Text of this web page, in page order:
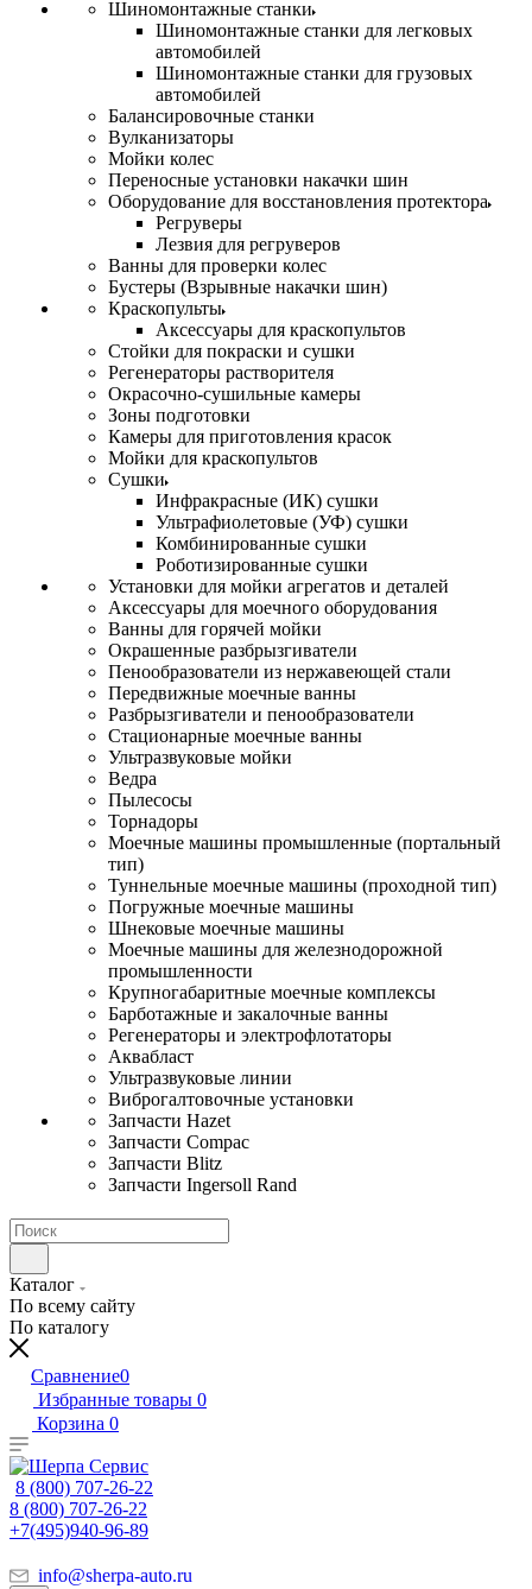
Шиномонтажные станки
Шиномонтажные станки для легковых
автомобилей
Шиномонтажные станки для грузовых
автомобилей
Балансировочные станки
Вулканизаторы
Мойки колес
Переносные установки накачки шин
Оборудование для восстановления протектора
Регруверы
Лезвия для регруверов
Ванны для проверки колес
Бустеры (Взрывные накачки шин)
Краскопульты
Аксессуары для краскопультов
Стойки для покраски и сушки
Регенераторы растворителя
Окрасочно-сушильные камеры
Зоны подготовки
Камеры для приготовления красок
Мойки для краскопультов
Сушки
Инфракрасные (ИК) сушки
Ультрафиолетовые (УФ) сушки
Комбинированные сушки
Роботизированные сушки
Установки для мойки агрегатов и деталей
Аксессуары для моечного оборудования
Ванны для горячей мойки
Окрашенные разбрызгиватели
Пенообразователи из нержавеющей стали
Передвижные моечные ванны
Разбрызгиватели и пенообразователи
Стационарные моечные ванны
Ультразвуковые мойки
Ведра
Пылесосы
Торнадоры
Моечные машины промышленные (портальный
тип)
Туннельные моечные машины (проходной тип)
Погружные моечные машины
Шнековые моечные машины
Моечные машины для железнодорожной
промышленности
Крупногабаритные моечные комплексы
Барботажные и закалочные ванны
Регенераторы и электрофлотаторы
Аквабласт
Ультразвуковые линии
Виброгалтовочные установки
Запчасти Hazet
Запчасти Compac
Запчасти Blitz
Запчасти Ingersoll Rand
Каталог
По всему сайту
По каталогу
Сравнение0
Избранные товары 0
Корзина 0
8 (800) 707-26-22
8 (800) 707-26-22
+7(495)940-96-89
info@sherpa-auto.ru